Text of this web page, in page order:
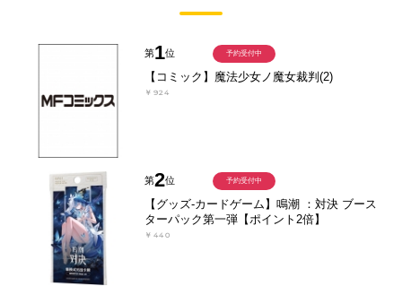
第1位
【コミック】魔法少女ノ魔女裁判(2)
￥924
予約受付中
第2位
【グッズ-カードゲーム】鳴潮 ：対決 ブース
ターパック第一弾【ポイント2倍】
￥440
予約受付中